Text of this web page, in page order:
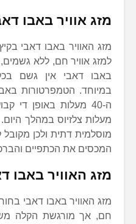
מזג אוויר באבו
מזג האוויר באבו דאבי
למזג אוויר חם, ללא
באבו דאבי אין גשם
במיוחד. הטמפרטורות
מעלות צלזיוס במהלך
מוסלמית דתית ולכן
המכסים את הכתפיים
מזג האוויר באבו
מזג האוויר באבו דאבי
חם, אך מורגשת הקלה